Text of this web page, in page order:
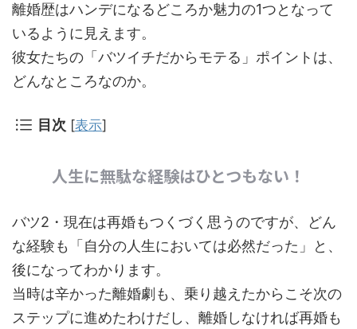
離婚歴はハンデになるどころか魅力の1つとなって
いるように見えます。
彼女たちの「バツイチだからモテる」ポイントは、
どんなところなのか。
目次 [表示]
人生に無駄な経験はひとつもない！
バツ2・現在は再婚もつくづく思うのですが、どん
な経験も「自分の人生においては必然だった」と、
後になってわかります。
当時は辛かった離婚劇も、乗り越えたからこそ次の
ステップに進めたわけだし、離婚しなければ再婚も